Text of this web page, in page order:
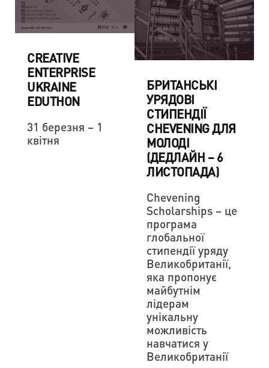
CREATIVE
ENTERPRISE
UKRAINE
EDUTHON
31 березня – 1
квітня
БРИТАНСЬКІ
УРЯДОВІ
СТИПЕНДІЇ
CHEVENING ДЛЯ
МОЛОДІ
(ДЕДЛАЙН – 6
ЛИСТОПАДА)
Chevening
Scholarships – це
програма
глобальної
стипендії уряду
Великобританії,
яка пропонує
майбутнім
лідерам
унікальну
можливість
навчатися у
Великобританії